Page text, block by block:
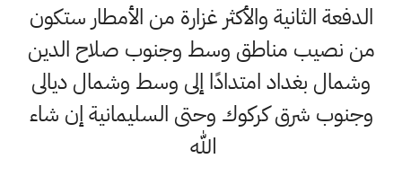
الدفعة الثانية والأكثر غزارة من الأمطار ستكون
من نصيب مناطق وسط وجنوب صلاح الدين
وشمال بغداد امتدادًا إلى وسط وشمال ديالى
وجنوب شرق كركوك وحتى السليمانية إن شاء
الله